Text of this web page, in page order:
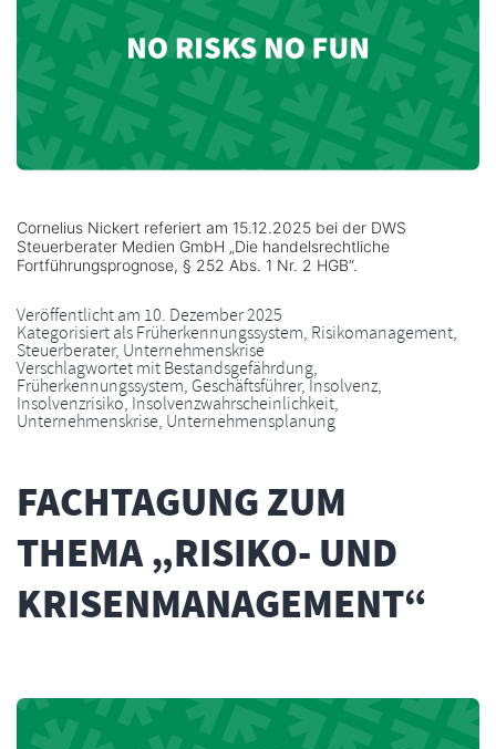
Cornelius Nickert referiert am 15.12.2025 bei der DWS
Steuerberater Medien GmbH „Die handelsrechtliche
Fortführungsprognose, § 252 Abs. 1 Nr. 2 HGB“.
Veröffentlicht am 10. Dezember 2025
Kategorisiert alsFrüherkennungssystem, Risikomanagement,
Steuerberater, Unternehmenskrise
Verschlagwortet mitBestandsgefährdung,
Früherkennungssystem, Geschäftsführer,Insolvenz,
Insolvenzrisiko, Insolvenzwahrscheinlichkeit,
Unternehmenskrise, Unternehmensplanung
FACHTAGUNG ZUM
THEMA „RISIKO- UND
KRISENMANAGEMENT“